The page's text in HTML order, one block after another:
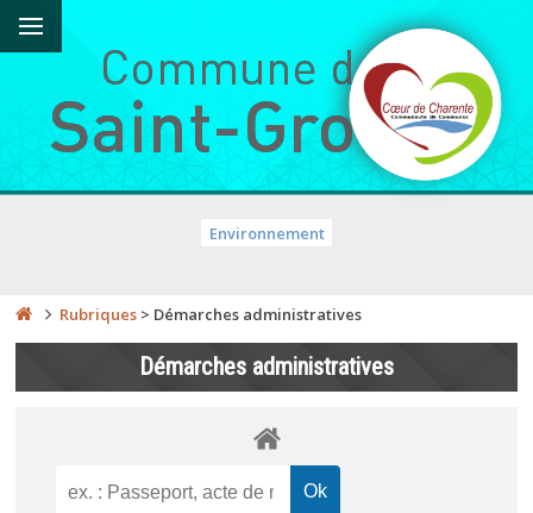
Environnement
Rubriques > Démarches administratives
Démarches administratives